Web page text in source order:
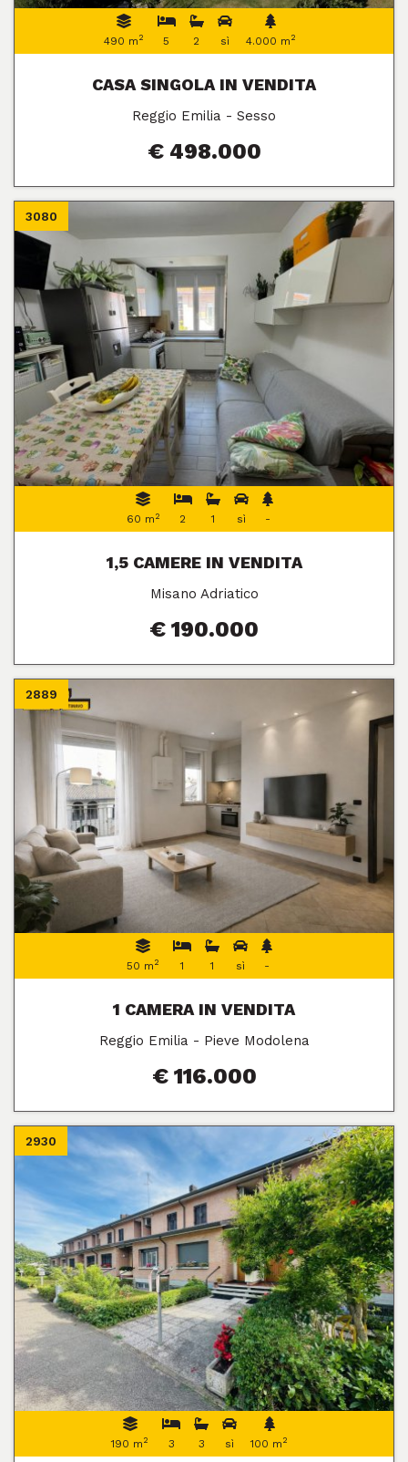
490 m 2 5 2 sì 4.000 m 2
CASA SINGOLA IN VENDITA
Reggio Emilia - Sesso
€ 498.000
3080
60 m 2 2 1 sì -
1,5 CAMERE IN VENDITA
Misano Adriatico
€ 190.000
2889
50 m 2 1 1 sì -
1 CAMERA IN VENDITA
Reggio Emilia - Pieve Modolena
€ 116.000
2930
190 m 2 3 3 sì 100 m 2